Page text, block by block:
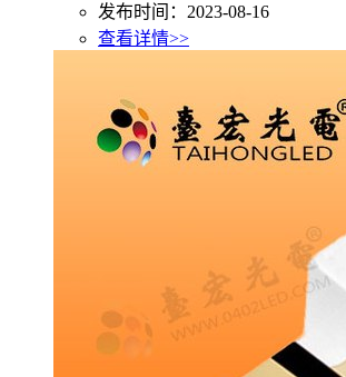
发布时间：2023-08-16
查看详情>>